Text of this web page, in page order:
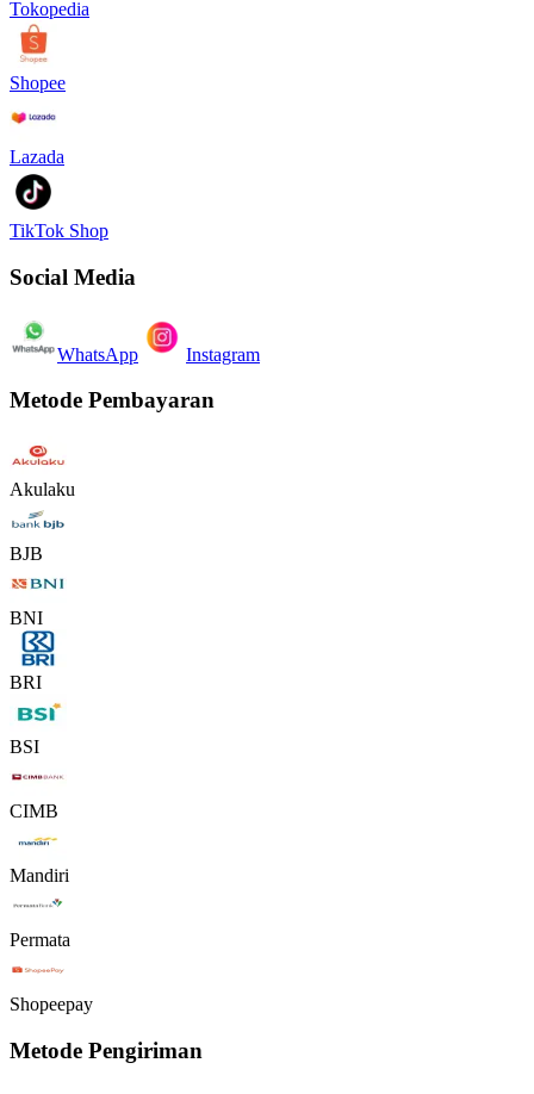
Tokopedia
Shopee
Lazada
TikTok Shop
Social Media
WhatsApp Instagram
Metode Pembayaran
Akulaku
BJB
BNI
BRI
BSI
CIMB
Mandiri
Permata
Shopeepay
Metode Pengiriman